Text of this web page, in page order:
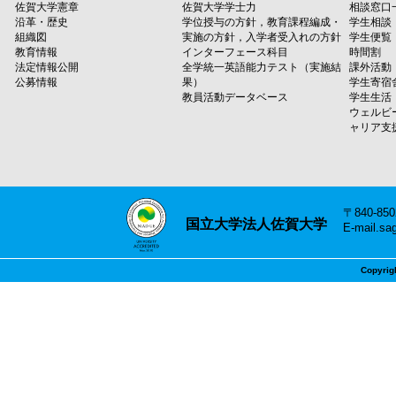
佐賀大学憲章
沿革・歴史
組織図
教育情報
法定情報公開
公募情報
佐賀大学学士力
学位授与の方針，教育課程編成・
実施の方針，入学者受入れの方針
インターフェース科目
全学統一英語能力テスト（実施結
果）
教員活動データベース
相談窓口
学生相談
学生便覧
時間割
課外活動
学生寄宿
学生生活
ウェルビ
ャリア支
国立大学法人佐賀大学
〒840-
E-